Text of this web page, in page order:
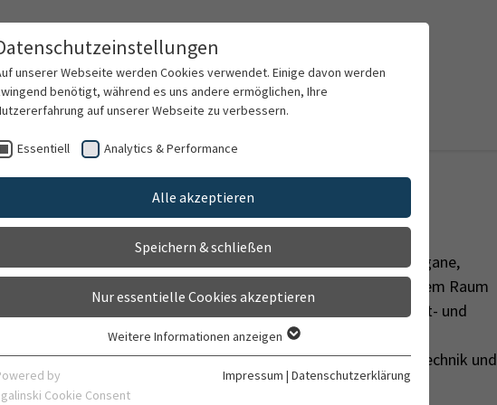
Krankheitsbilder
hochkomplexe anatomische Region, in der Gehirn, Sinnesorgane,
Strukturen von Gesicht, Nasennebenhöhlen und Ohr auf engstem Raum
in diesem Bereich sind vielfältig und reichen von gut- und
entzündliche Veränderungen bis hin zu Verletzungen oder
erfordert höchste chirurgische Präzision, moderne Technik und
von MKG, Neurochirurgie, HNO und Radioonkologie.
unserer Webseite werden Cookies verwendet. Einige davon werden
benötigt, während es uns andere ermöglichen, Ihre
auf unserer Webseite zu verbessern.
Essentiell Analytics & Performance
Alle akzeptieren
Speichern & schließen
Nur essentielle Cookies akzeptieren
Essentielle Cookies werden für grundlegende Funktionen der Webseite
benötigt. Dadurch ist gewährleistet, dass die Webseite einwandfrei
Weitere Informationen anzeigen
by
Cookie Consent
Impressum | Datenschutzerklärung